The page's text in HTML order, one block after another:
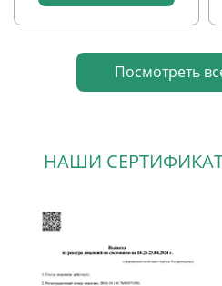
Посмотреть
НАШИ